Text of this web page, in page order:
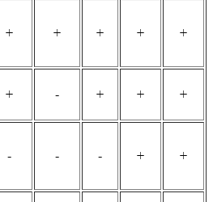
+ + + + +
+ - + + +
- - - + +